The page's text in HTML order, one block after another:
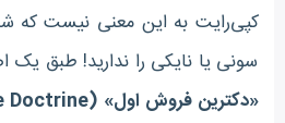
کپی‌رایت به این معنی نیست که
سونی یا نایکی را ندارید! طبق
«دکترین فروش اول» (First Sale Doctrine)